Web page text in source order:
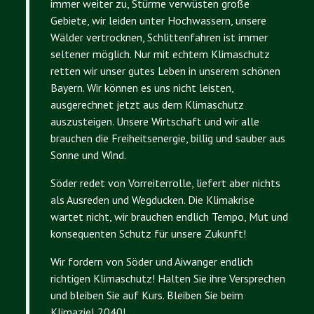
immer weiter zu, Stürme verwüsten große
Gebiete, wir leiden unter Hochwassern, unsere
Wälder vertrocknen, Schlittenfahren ist immer
seltener möglich. Nur mit echtem Klimaschutz
retten wir unser gutes Leben in unserem schönen
Bayern. Wir können es uns nicht leisten,
ausgerechnet jetzt aus dem Klimaschutz
auszusteigen. Unsere Wirtschaft und wir alle
brauchen die Freiheitsenergie, billig und sauber aus
Sonne und Wind.
Söder redet von Vorreiterrolle, liefert aber nichts
als Ausreden und Wegducken. Die Klimakrise
wartet nicht, wir brauchen endlich Tempo, Mut und
konsequenten Schutz für unsere Zukunft!
Wir fordern von Söder und Aiwanger endlich
richtigen Klimaschutz! Halten Sie ihre Versprechen
und bleiben Sie auf Kurs. Bleiben Sie beim